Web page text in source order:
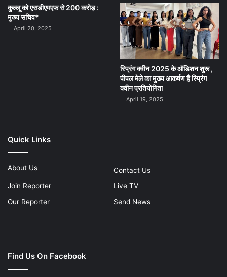
कुल्लू को एसडीएमएफ से 200 करोड़ :
मुख्य सचिव*
April 20, 2025
स्प्रिंग क्वीन 2025 के ऑडिशन शुरू ,
पीपल मेले का मुख्य आकर्षण है स्प्रिंग
क्वीन प्रतियोगिता
April 19, 2025
Quick Links
About Us
Contact Us
Join Reporter
Live TV
Our Reporter
Send News
Find Us On Facebook